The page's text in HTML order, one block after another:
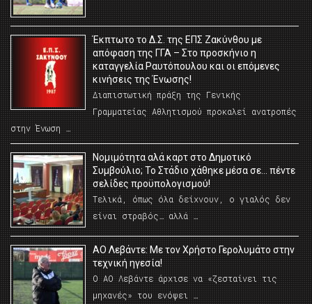
Έκπτωτο το Δ.Σ. της ΕΠΣ Ζακύνθου με
απόφαση της ΓΓΑ – Στο προσκήνιο η
καταγγελία Ραυτόπουλου και οι επόμενες
κινήσεις της Ένωσης!
Διαπιστωτική πράξη της Γενικής
Γραμματείας Αθλητισμού προκαλεί ανατροπές
στην Ένωση …
Νομιμότητα αλά καρτ στο Δημοτικό
Συμβούλιο; Το Στάδιο χάθηκε μέσα σε… πέντε
σελίδες προϋπολογισμού!
Τελικά, όπως όλα δείχνουν, ο γιαλός δεν
είναι στραβός… αλλά …
ΑΟ Λεβάντε: Με τον Χρήστο Γερολυμάτο στην
τεχνική ηγεσία!
Ο ΑΟ Λεβάντε άρχισε να «ζεσταίνει τις
μηχανές» του ενόψει …